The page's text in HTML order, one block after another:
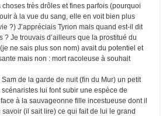
très drôles et fines parfois (pourquoi
à la vue du sang, elle en voit bien plus
?) J’appréciais Tyrion mais quand est-il dit
? Je trouvais d’ailleurs que la prostitué du
ne sais plus son nom) avait du potentiel et
mais non : mort racoleuse à souhait
de la garde de nuit (fin du Mur) un petit
lui font subir une espèce de
à la sauvageonne fille incestueuse dont il
(il sait lire) ce qui fait de lui le grand